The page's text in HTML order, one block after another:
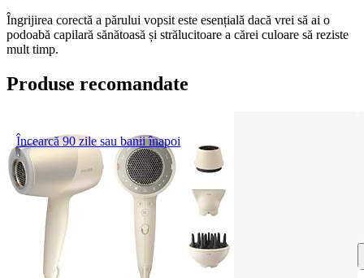
Îngrijirea corectă a părului vopsit este esențială dacă vrei să ai o
podoabă capilară sănătoasă și strălucitoare a cărei culoare să reziste
mult timp.
Produse recomandate
Încearcă 90 zile sau banii înapoi